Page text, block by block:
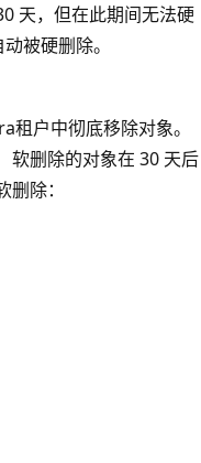
天，但在此期间无法硬
被硬删除。
户中彻底移除对象。
软删除的对象在 30 天后
除：